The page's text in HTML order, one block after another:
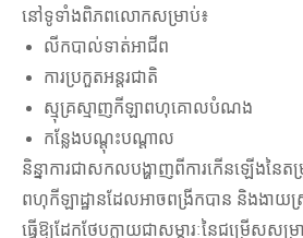
នៅទូទាំងពិភពលោកសម្រាប់៖
លីកបាល់ទាត់អាជីព
ការប្រកួតអន្តរជាតិ
ស្មុគ្រស្មាញកីឡាពហុគោលបំណង
កន្លែងបណ្តុះបណ្តាល
និន្នាការជាសកលបង្ហាញពីការកើនឡើងនៃតម្
ពហុកីឡាដ្ឋានដែលអាចពង្រីកបាន និងងាយ
ធ្វើឱ្យដែកថែបក្លាយជាសម្ភារៈនៃជម្រើសសម្